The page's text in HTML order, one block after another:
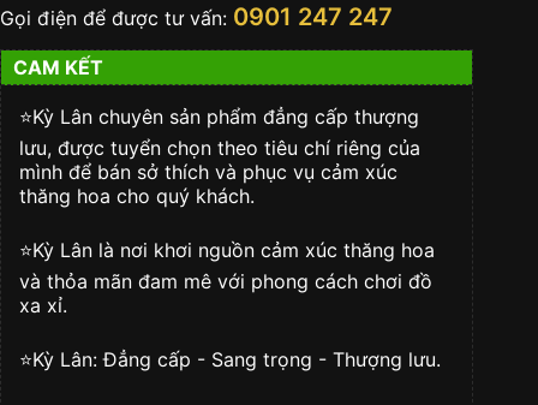
nguyên
khối
Au750
đính
ruby
số
lượng
Gọi điện để được tư vấn: 0901 247 247
CAM KẾT
⭐️Kỳ Lân chuyên sản phẩm đẳng cấp thượng
lưu, được tuyển chọn theo tiêu chí riêng của
mình để bán sở thích và phục vụ cảm xúc
thăng hoa cho quý khách.
⭐️Kỳ Lân là nơi khơi nguồn cảm xúc thăng hoa
và thỏa mãn đam mê với phong cách chơi đồ
xa xỉ.
⭐️Kỳ Lân: Đẳng cấp - Sang trọng - Thượng lưu.